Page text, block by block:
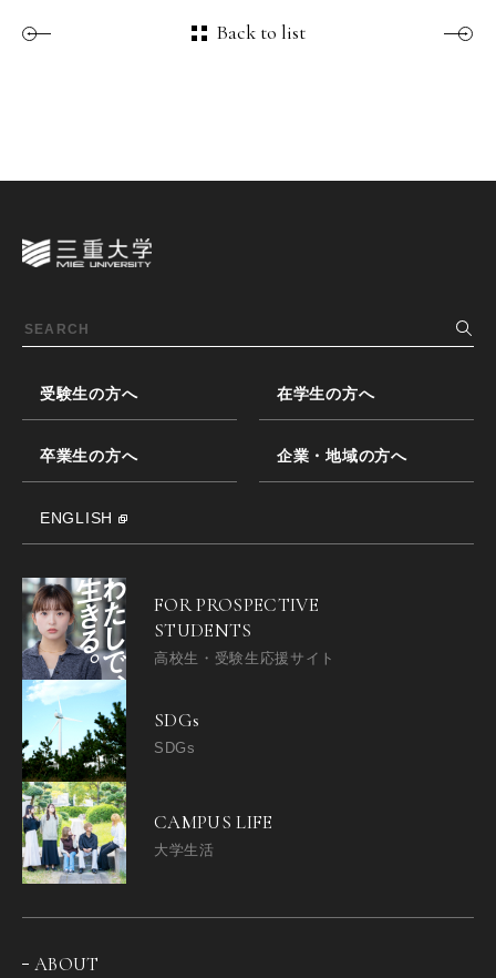
Back to list
受験生の方へ 在学生の方へ
卒業生の方へ 企業・地域の方へ
ENGLISH
FOR PROSPECTIVE
STUDENTS
高校生・受験生応援サイト
SDGs
SDGs
CAMPUS LIFE
大学生活
ABOUT